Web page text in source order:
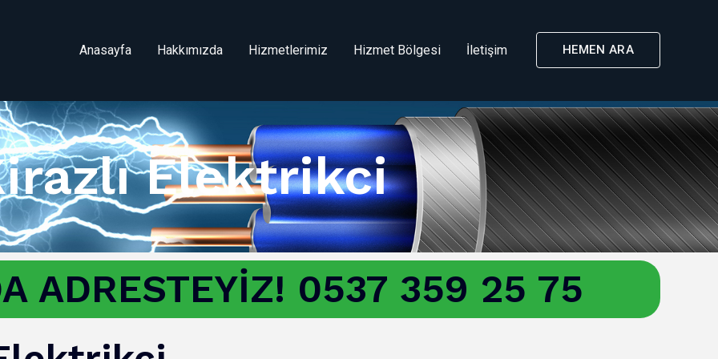
Anasayfa
Hakkımızda Hizmetlerimiz Hizmet Bölgesi İletişim HEMEN ARA
Elektrikci
ADRESTEYİZ! 0537 359 25 75